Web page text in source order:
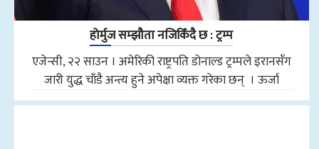
होर्मुज सम्झौता नजिकिँदै छ : ट्रम्प
एजेन्सी, २२ साउन । अमेरिकी राष्ट्रपति डोनाल्ड ट्रम्पले इरानसँग
जारी युद्ध चाँडै अन्त्य हुने अपेक्षा व्यक्त गरेका छन् । ऊर्जा